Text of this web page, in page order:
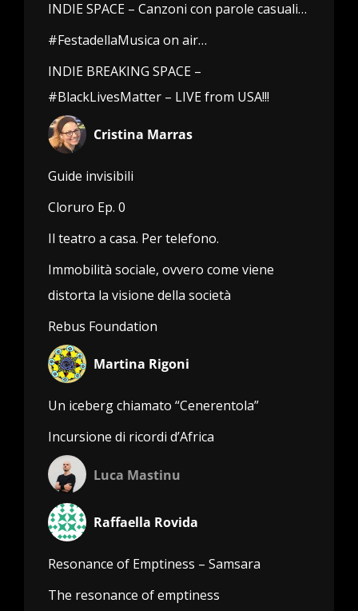
INDIE SPACE – Canzoni con parole casuali…
#FestadellaMusica on air…
INDIE BREAKING SPACE –
#BlackLivesMatter – LIVE from USA!!!
Cristina Marras
Guide invisibili
Cloruro Ep. 0
Il teatro a casa. Per telefono.
Immobilità sociale, ovvero come viene
distorta la visione della società
Rebus Foundation
Martina Rigoni
Un iceberg chiamato “Cenerentola”
Incursione di ricordi d’Africa
Luca Mastinu
Raffaella Rovida
Resonance of Emptiness – Samsara
The resonance of emptiness